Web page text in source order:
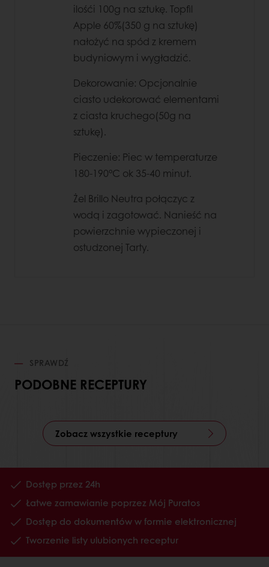
ilośći 100g na sztukę. Topfil
Apple 60%(350 g na sztukę)
nałożyć na spód z kremem
budyniowym i wygładzić.
Dekorowanie: Opcjonalnie
ciasto udekorować elementami
z ciasta kruchego(50g na
sztukę).
Pieczenie: Piec w temperaturze
180-190°C ok 35-40 minut.
Żel Brillo Neutra połączyc z
wodą i zagotować. Nanieść na
powierzchnie wypieczonej i
ostudzonej Tarty.
SPRAWDŹ
PODOBNE RECEPTURY
Zobacz wszystkie receptury
Dostęp przez 24h
Łatwe zamawianie poprzez Mój Puratos
Dostęp do dokumentów w formie elektronicznej
Tworzenie listy ulubionych receptur